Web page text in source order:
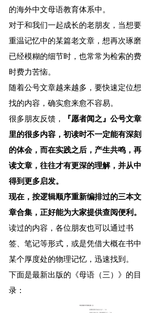
的海外中文母语教育体系中。
对于和我们一起成长的老朋友，当想要
重温记忆中的某篇老文章，想再次琢磨
已经模糊的细节时，也常常为检索的费
时费力苦恼。
随着公号文章越来越多，要快速定位想
找的内容，确实愈来愈不容易。
很多朋友反馈，
『愿者闻之』公号文章
里的很多内容，初读时不一定能有深刻
的体会，而在实践之后，产生共鸣，再
读文章，往往才有更深的理解，并从中
得到更多启发。
现在，按逻辑顺序重新编排过的三本文
章合集，正好能为大家提供查阅便利。
读过的内容，各位朋友也可以通过书
签、笔记等形式，或是凭借大概在书中
某个厚度处的物理记忆，迅速找到。
下面是最新出版的《母语（三）》的目
录：